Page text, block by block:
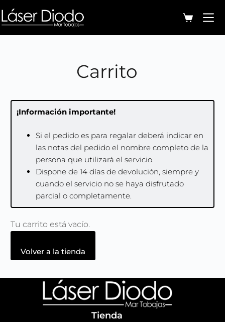
Carrito
¡Información importante!
Si el pedido es para regalar deberá indicar en
las notas del pedido el nombre completo de la
persona que utilizará el servicio.
Dispone de 14 días de devolución, siempre y
cuando el servicio no se haya disfrutado
parcial o completamente.
Tu carrito está vacío.
Volver a la tienda
Tienda